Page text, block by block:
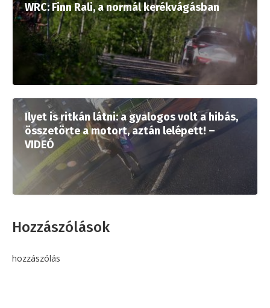
WRC: Finn Rali, a normál kerékvágásban
Ilyet is ritkán látni: a gyalogos volt a hibás,
összetörte a motort, aztán lelépett! –
VIDEÓ
Hozzászólások
hozzászólás